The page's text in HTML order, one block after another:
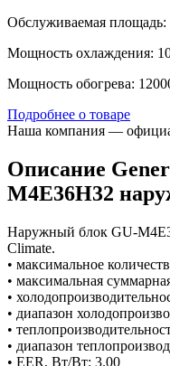
Обслуживаемая площадь:
Мощность охлаждения:
Мощность обогрева:
Подробнее о товаре
Наша компания —
Описание
M4E36H32
Наружный блок GU-
Climate.
• максимальное
• максимальная
•
• диапазон
•
• диапазон
• EER, Вт/Вт: 3.00